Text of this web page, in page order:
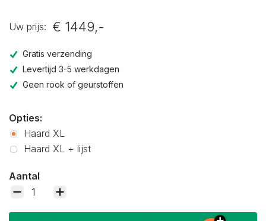
Uw prijs: € 1449,-
Gratis verzending
Levertijd 3-5 werkdagen
Geen rook of geurstoffen
Opties:
Haard XL
Haard XL + lijst
Aantal